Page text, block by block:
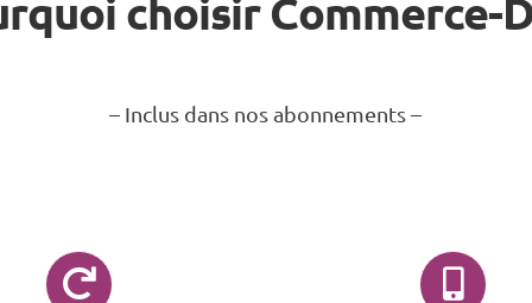
choisir Commerce-
– Inclus dans nos abonnements –